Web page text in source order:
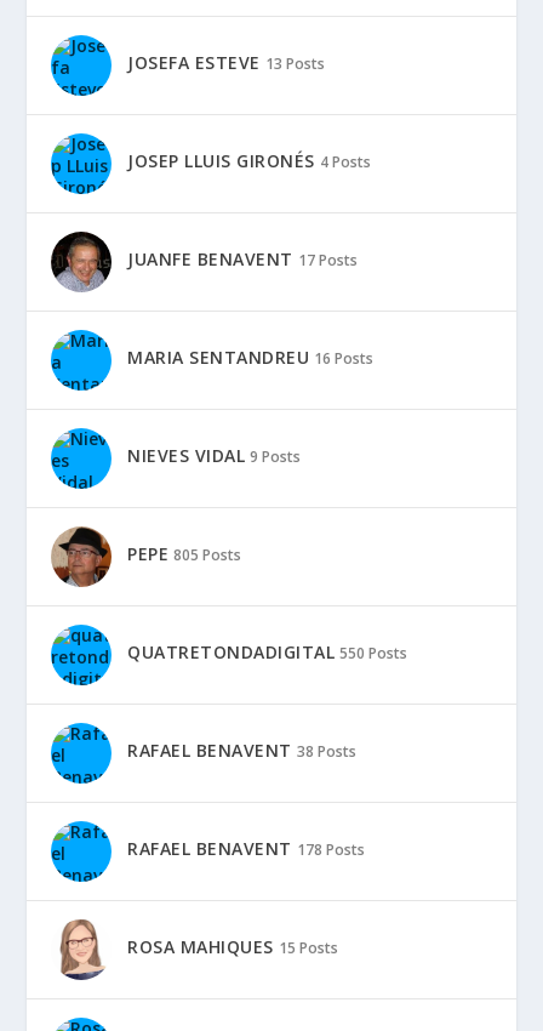
JOSEFA ESTEVE 13 Posts
JOSEP LLUIS GIRONÉS 4 Posts
JUANFE BENAVENT 17 Posts
MARIA SENTANDREU 16 Posts
NIEVES VIDAL 9 Posts
PEPE 805 Posts
QUATRETONDADIGITAL 550 Posts
RAFAEL BENAVENT 38 Posts
RAFAEL BENAVENT 178 Posts
ROSA MAHIQUES 15 Posts